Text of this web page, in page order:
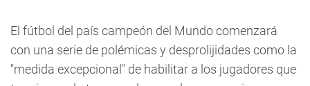
El fútbol del país campeón del Mundo comenzará
con una serie de polémicas y desprolijidades como la
"medida excepcional" de habilitar a los jugadores que